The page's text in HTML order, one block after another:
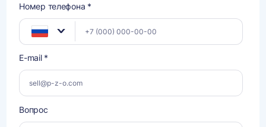
Номер телефона *
E-mail *
Вопрос